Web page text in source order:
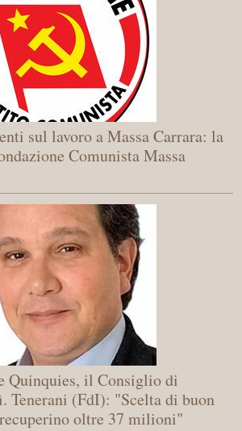
sul lavoro a Massa Carrara: la
Comunista Massa
Quinquies, il Consiglio di
Tenerani (FdI): "Scelta di buon
oltre 37 milioni"